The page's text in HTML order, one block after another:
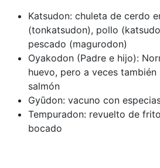
Katsudon: chuleta de cerdo
(tonkatsudon), pollo
pescado (magurodon)
Oyakodon (Padre e hijo):
huevo, pero a veces
salmón
Gyūdon: vacuno con
Tempuradon: revuelto de
bocado